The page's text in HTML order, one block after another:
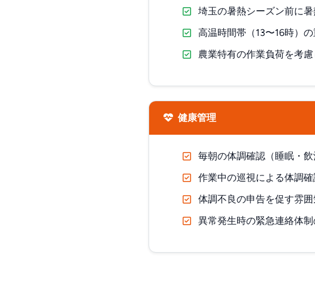
埼玉の暑熱シーズン前に
高温時間帯（13〜16時）
農業特有の作業負荷を考
健康管理
毎朝の体調確認（睡眠・飲
作業中の巡視による体調
体調不良の申告を促す雰
異常発生時の緊急連絡体